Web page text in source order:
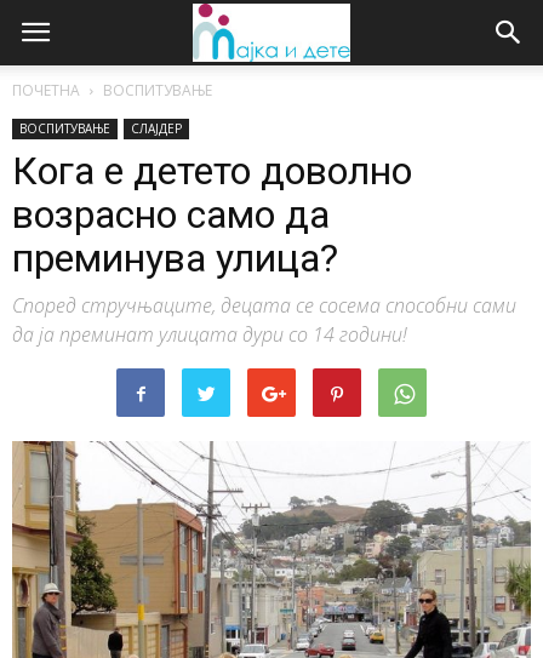
ПОЧЕТНА ВОСПИТУВАЊЕ
ВОСПИТУВАЊЕ СЛАЈДЕР
Кога е детето доволно
возрасно само да
преминува улица?
Според стручњаците, децата се сосема способни сами
да ја преминат улицата дури со 14 години!